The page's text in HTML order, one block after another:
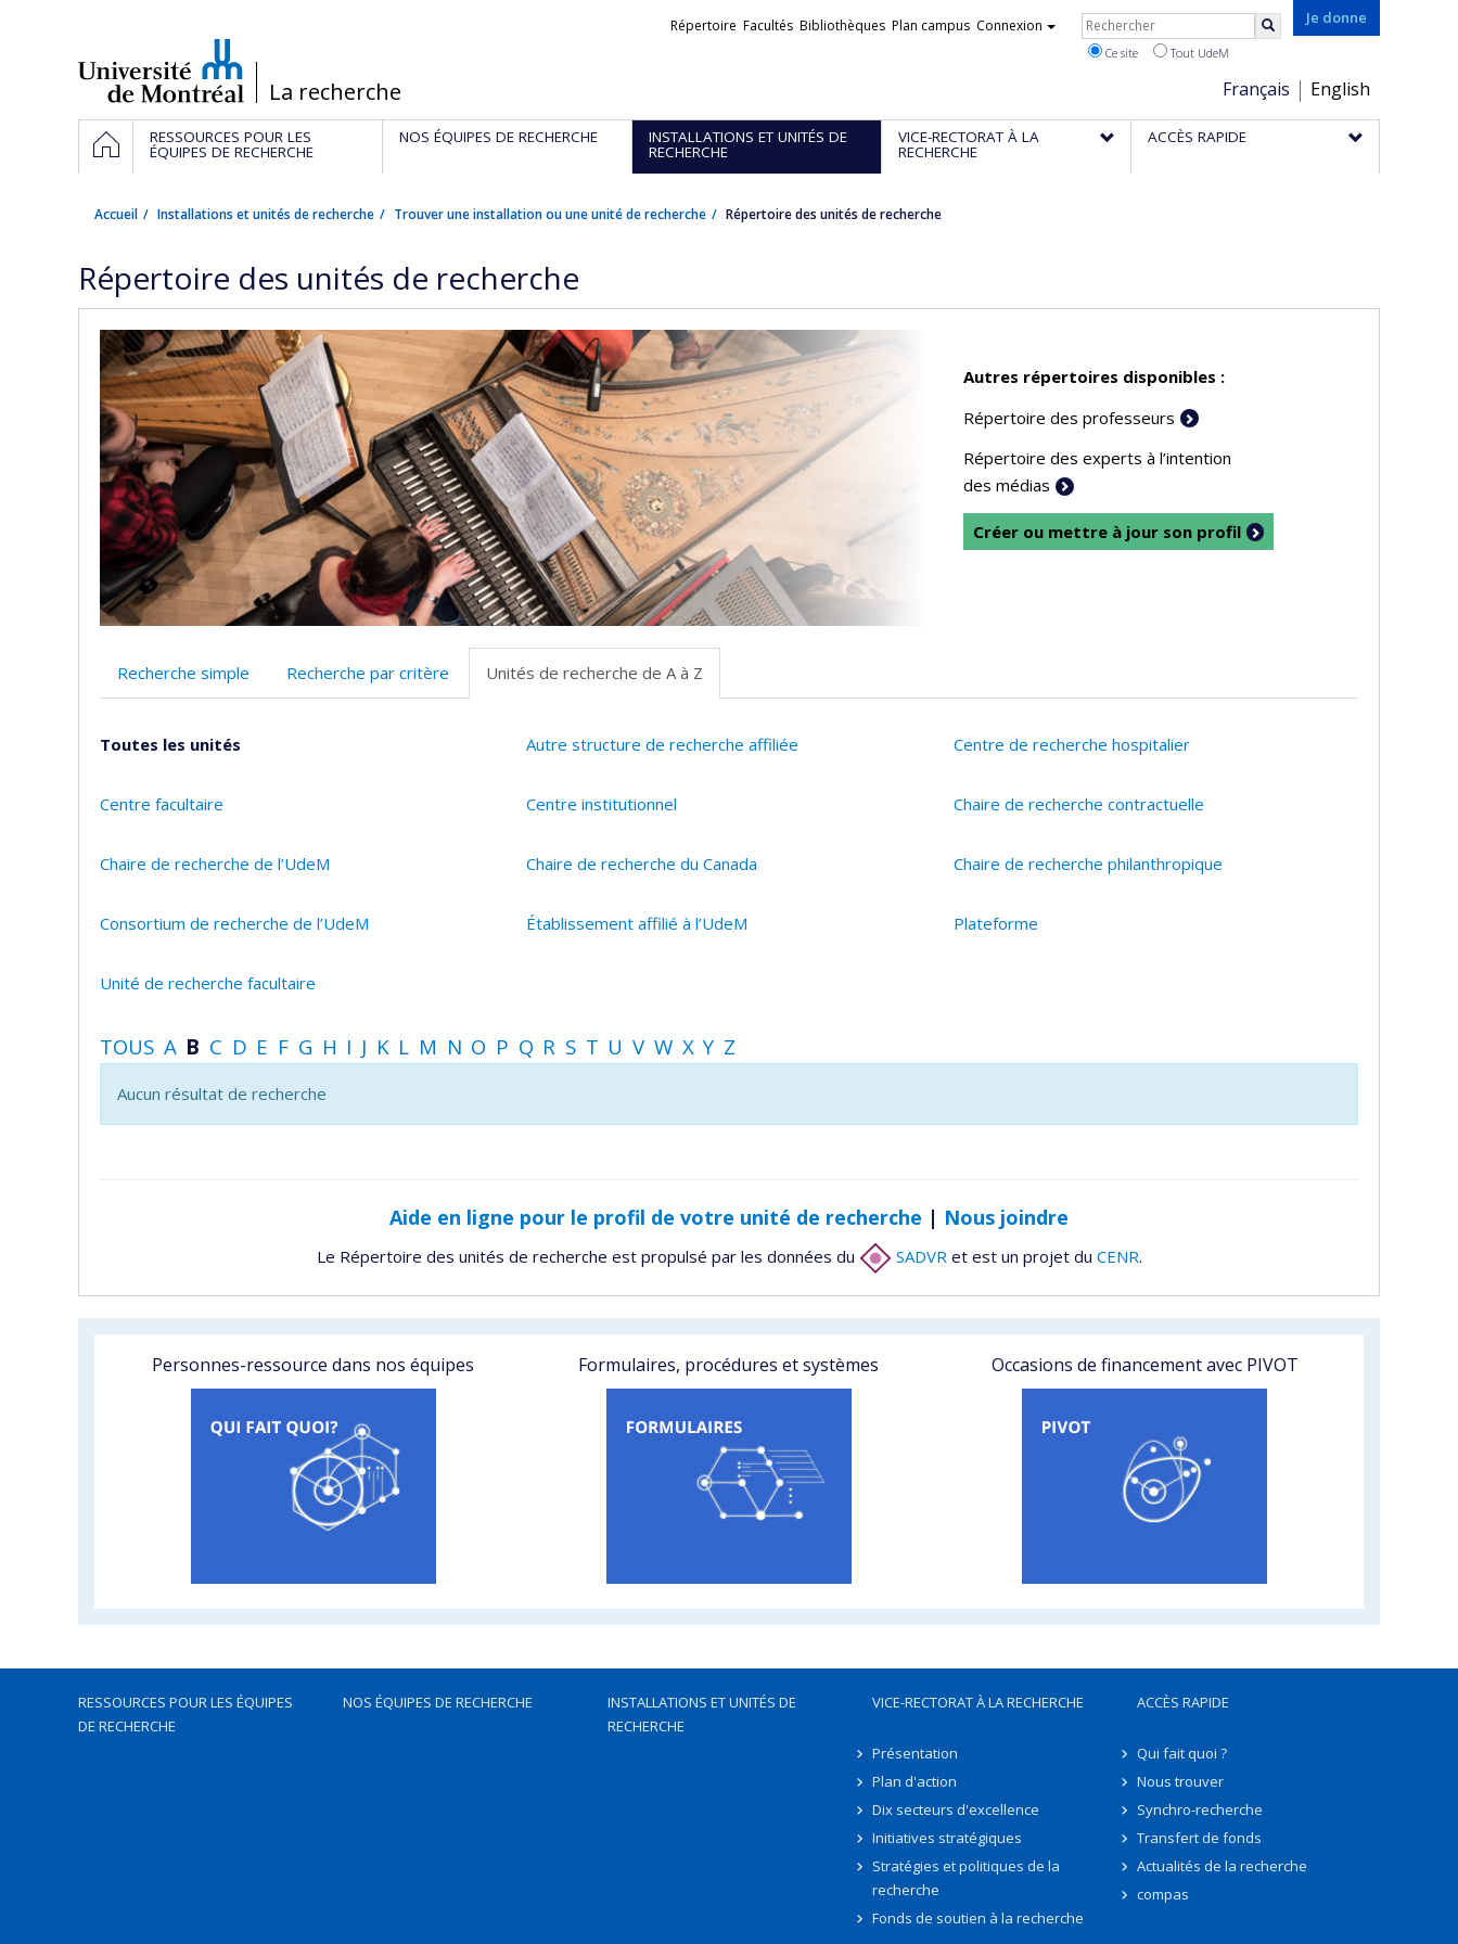
/La recherche
Je donne
Choix
de
la
Français English
Liens
Répertoire Facultés Bibliothèques Plan campus Connexion Rechercher
Ce site Tout UdeM
Navigation
principale
ACCUEILRESSOURCES POUR LES
ÉQUIPES DE RECHERCHE
NOS ÉQUIPES DE RECHERCHE INSTALLATIONS ET UNITÉS DE
RECHERCHE
VICE-RECTORAT À LA
RECHERCHE
ACCÈS RAPIDE
Accueil Installations et unités de recherche Trouver une installation ou une unité de recherche Répertoire des unités de recherche
Répertoire des unités de recherche
Autres répertoires disponibles :
Répertoire des professeurs
Répertoire des experts à l’intention
des médias
Créer ou mettre à jour son profil
Recherche simple Recherche par critère Unités de recherche de A à Z
Toutes les unités Autre structure de recherche affiliée Centre de recherche hospitalier
Centre facultaire Centre institutionnel Chaire de recherche contractuelle
Chaire de recherche de l’UdeM Chaire de recherche du Canada Chaire de recherche philanthropique
Consortium de recherche de l’UdeM Établissement affilié à l’UdeM Plateforme
Unité de recherche facultaire
TOUS A B C D E F G H I J K L M N O P Q R S T U V W X Y Z
Aucun résultat de recherche
Aide en ligne pour le profil de votre unité de recherche | Nous joindre
Le Répertoire des unités de recherche est propulsé par les données du SADVR et est un projet du CENR.
Personnes-ressource dans nos équipes Formulaires, procédures et systèmes Occasions de financement avec PIVOT
RESSOURCES POUR LES ÉQUIPES
DE RECHERCHE
NOS ÉQUIPES DE RECHERCHE
INSTALLATIONS ET UNITÉS DE
RECHERCHE
VICE-RECTORAT À LA RECHERCHE
Présentation
Plan d'action
Dix secteurs d'excellence
Initiatives stratégiques
Stratégies et politiques de la
recherche
Fonds de soutien à la recherche
ACCÈS RAPIDE
Qui fait quoi ?
Nous trouver
Synchro-recherche
Transfert de fonds
Actualités de la recherche
compas